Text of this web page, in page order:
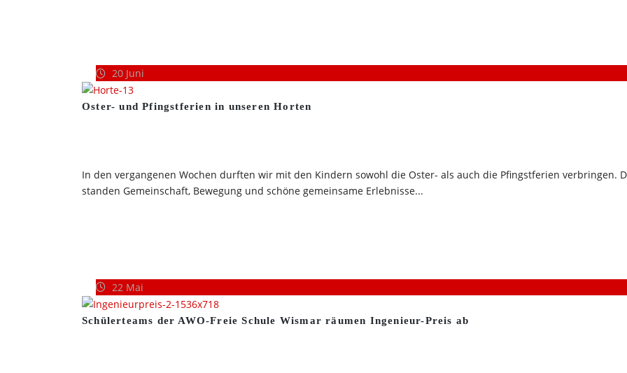
20 Juni
Oster- und Pfingstferien in unseren Horten
In den vergangenen Wochen durften wir mit den Kindern sowohl die Oster- als auch die Pfingstferien verbringen.
standen Gemeinschaft, Bewegung und schöne gemeinsame Erlebnisse...
22 Mai
Schülerteams der AWO-Freie Schule Wismar räumen Ingenieur-Preis ab